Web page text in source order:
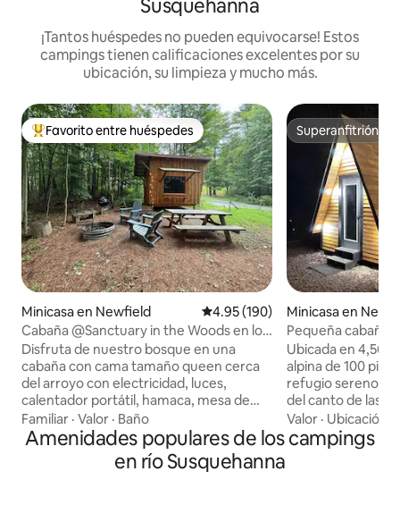
Susquehanna
¡Tantos huéspedes no pueden equivocarse! Estos
campings tienen calificaciones excelentes por su
ubicación, su limpieza y mucho más.
De los mejores en Favorito entre huéspedes
Favorito entre huéspedes
Minicasa en Newfield Calificación promedio: 4.95 de
4.95 (190)
Cabaña @Sanctuary in the Woods en los
Finger Lakes
Disfruta de nuestro bosque en una
cabaña con cama tamaño queen cerca
del arroyo con electricidad, luces,
calentador portátil, hamaca, mesa de
picnic, chimenea con parrilla, barbacoay
sillas. A poca distancia a pie cuesta
arriba, 2 regaderas privadas al aire libre
con agua caliente a pedido y un inodoro
Familiar · Valor · Baño
Superanfitrión
Superanfitrión
Minicasa en
Pequeña cabaña
privado, jacuzzi,
acondicionado,
Ubicada en 4,56
alpina de 100
refugio sereno.
del canto de las
mientras
vistas al
con
Valor · Ubicación
Amenidades populares de los campings
en río Susquehanna